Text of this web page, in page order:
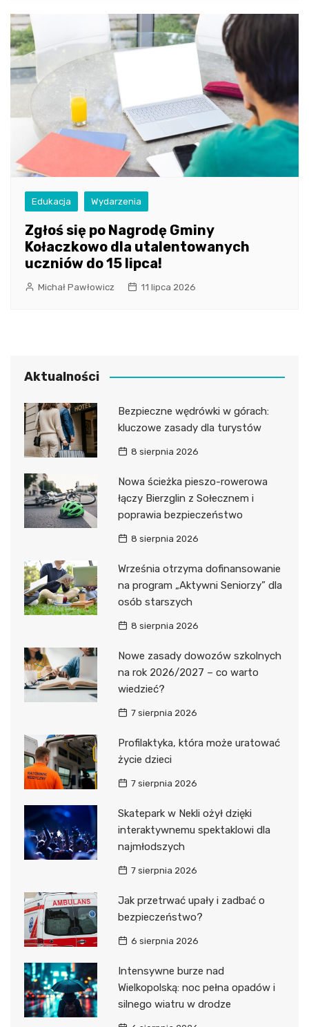
Edukacja Wydarzenia
Zgłoś się po Nagrodę Gminy
Kołaczkowo dla utalentowanych
uczniów do 15 lipca!
Michał Pawłowicz 11 lipca 2026
Aktualności
Bezpieczne wędrówki w górach:
kluczowe zasady dla turystów
8 sierpnia 2026
Nowa ścieżka pieszo-rowerowa
łączy Bierzglin z Sołecznem i
poprawia bezpieczeństwo
8 sierpnia 2026
Września otrzyma dofinansowanie
na program „Aktywni Seniorzy” dla
osób starszych
8 sierpnia 2026
Nowe zasady dowozów szkolnych
na rok 2026/2027 – co warto
wiedzieć?
7 sierpnia 2026
Profilaktyka, która może uratować
życie dzieci
7 sierpnia 2026
Skatepark w Nekli ożył dzięki
interaktywnemu spektaklowi dla
najmłodszych
7 sierpnia 2026
Jak przetrwać upały i zadbać o
bezpieczeństwo?
6 sierpnia 2026
Intensywne burze nad
Wielkopolską: noc pełna opadów i
silnego wiatru w drodze